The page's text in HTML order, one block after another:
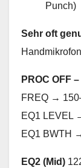
Punch)
Sehr oft
PROC OFF
FREQ →
EQ1 LEVEL
EQ1 BWTH
EQ2 (Mid)